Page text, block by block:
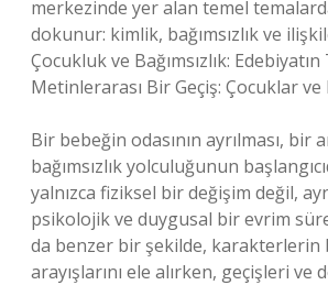
merkezinde yer alan temel
dokunur: kimlik, bağımsızlık ve
Çocukluk ve Bağımsızlık:
Metinlerarası Bir Geçiş: Çocuklar ve
Bir bebeğin odasının ayrılması, bir
bağımsızlık yolculuğunun
yalnızca fiziksel bir değişim değil,
psikolojik ve duygusal bir evrim
da benzer bir şekilde, karakterlerin
arayışlarını ele alırken, geçişleri ve